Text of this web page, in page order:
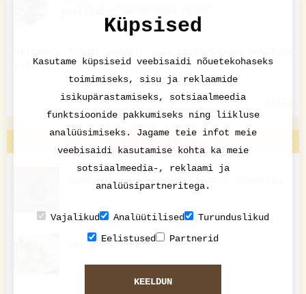
alla :)
VAATA VEEL
Jamie Oliveri koriandritšatni ingveriga
Lehtpeedi-greibisalat
Küpsised
Kasutame küpsiseid veebisaidi nõuetekohaseks
toimimiseks, sisu ja reklaamide
isikupärastamiseks, sotsiaalmeedia
funktsioonide pakkumiseks ning liikluse
analüüsimiseks. Jagame teie infot meie
veebisaidi kasutamise kohta ka meie
sotsiaalmeedia-, reklaami ja
analüüsipartneritega.
Vajalikud Analüütilised
Turunduslikud
Eelistused
Partnerid
KEELDUN